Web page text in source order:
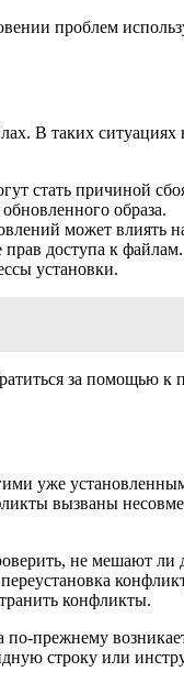
проблем
В таких
стать причиной
образа.
может влиять
доступа к файлам.
установки.
за помощью к
уже
вызваны
не мешают ли
конфликты.
прежнему
строку или